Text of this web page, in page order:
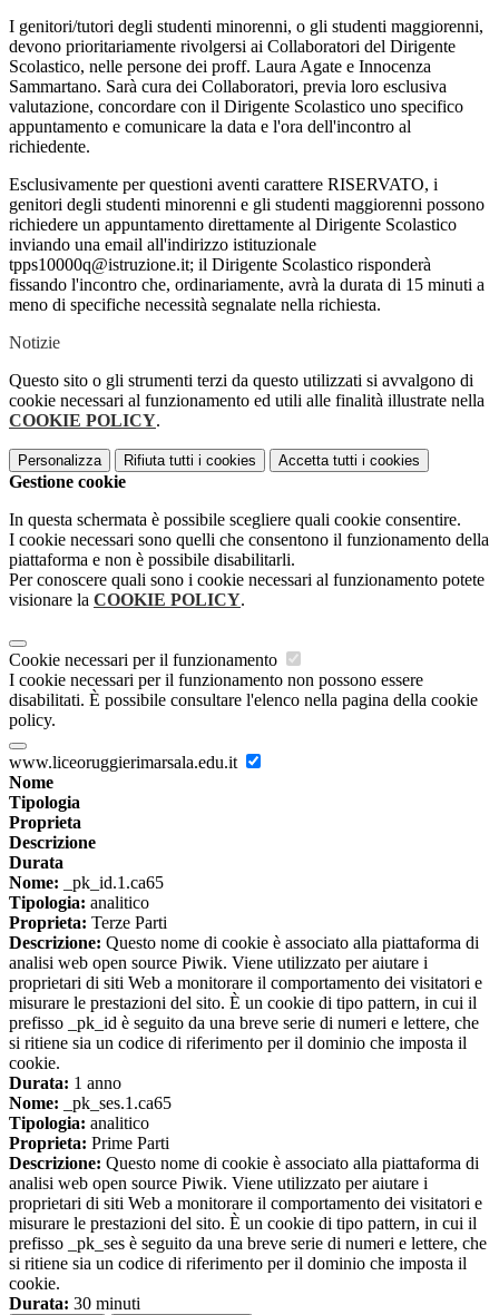
I genitori/tutori degli studenti minorenni, o gli studenti maggiorenni,
devono prioritariamente rivolgersi ai Collaboratori del Dirigente
Scolastico, nelle persone dei proff. Laura Agate e Innocenza
Sammartano. Sarà cura dei Collaboratori, previa loro esclusiva
valutazione, concordare con il Dirigente Scolastico uno specifico
appuntamento e comunicare la data e l'ora dell'incontro al
richiedente.
Esclusivamente per questioni aventi carattere RISERVATO, i
genitori degli studenti minorenni e gli studenti maggiorenni possono
richiedere un appuntamento direttamente al Dirigente Scolastico
inviando una email all'indirizzo istituzionale
tpps10000q@istruzione.it; il Dirigente Scolastico risponderà
fissando l'incontro che, ordinariamente, avrà la durata di 15 minuti a
meno di specifiche necessità segnalate nella richiesta.
Notizie
Questo sito o gli strumenti terzi da questo utilizzati si avvalgono di
cookie necessari al funzionamento ed utili alle finalità illustrate nella
COOKIE POLICY.
Personalizza Rifiuta tutti i cookies Accetta tutti i cookies
Gestione cookie
In questa schermata è possibile scegliere quali cookie consentire.
I cookie necessari sono quelli che consentono il funzionamento della
piattaforma e non è possibile disabilitarli.
Per conoscere quali sono i cookie necessari al funzionamento potete
visionare la COOKIE POLICY.
Cookie necessari per il funzionamento
I cookie necessari per il funzionamento non possono essere
disabilitati. È possibile consultare l'elenco nella pagina della cookie
policy.
www.liceoruggierimarsala.edu.it
Nome
Tipologia
Proprieta
Descrizione
Durata
Nome: _pk_id.1.ca65
Tipologia: analitico
Proprieta: Terze Parti
Descrizione: Questo nome di cookie è associato alla piattaforma di
analisi web open source Piwik. Viene utilizzato per aiutare i
proprietari di siti Web a monitorare il comportamento dei visitatori e
misurare le prestazioni del sito. È un cookie di tipo pattern, in cui il
prefisso _pk_id è seguito da una breve serie di numeri e lettere, che
si ritiene sia un codice di riferimento per il dominio che imposta il
cookie.
Durata: 1 anno
Nome: _pk_ses.1.ca65
Tipologia: analitico
Proprieta: Prime Parti
Descrizione: Questo nome di cookie è associato alla piattaforma di
analisi web open source Piwik. Viene utilizzato per aiutare i
proprietari di siti Web a monitorare il comportamento dei visitatori e
misurare le prestazioni del sito. È un cookie di tipo pattern, in cui il
prefisso _pk_ses è seguito da una breve serie di numeri e lettere, che
si ritiene sia un codice di riferimento per il dominio che imposta il
cookie.
Durata: 30 minuti